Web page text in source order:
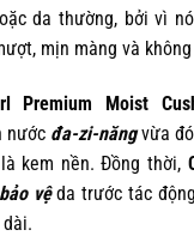
da thường, bởi vì
mịn màng và
Premium Moist
nước đa-zi-năng vừa
kem nền. Đồng thời,
bảo vệda trước tác